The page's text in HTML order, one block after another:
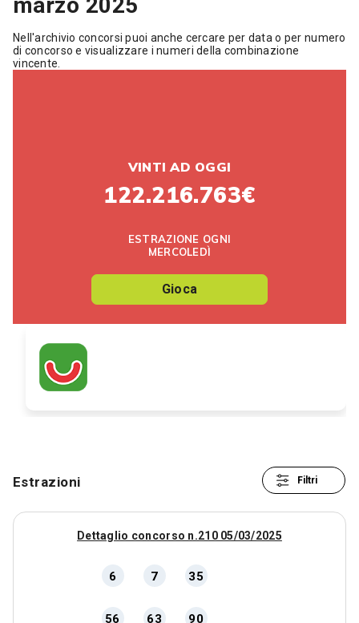
Nell'archivio concorsi puoi anche cercare per data o per numero
di concorso e visualizzare i numeri della combinazione
vincente.
VINTI AD OGGI
122.216.763€
ESTRAZIONE OGNI
MERCOLEDÌ
Gioca
Estrazioni Filtri
Dettaglio concorso n.210 05/03/2025
6 7 35
56 63 90